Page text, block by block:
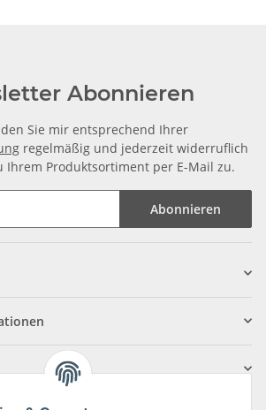
Abonnieren
Sie mir entsprechend Ihrer
regelmäßig und jederzeit widerruflich
Ihrem Produktsortiment per E-Mail zu.
Abonnieren